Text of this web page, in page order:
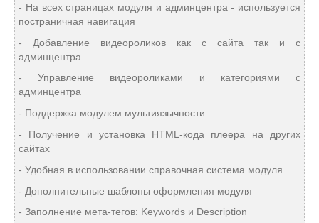
- На всех страницах модуля и админцентра - используется
постраничная навигация
- Добавление видеороликов как с сайта так и с
админцентра
- Управление видеороликами и категориями с
админцентра
- Поддержка модулем мультиязычности
- Получение и установка HTML-кода плеера на других
сайтах
- Удобная в использовании справочная система модуля
- Дополнительные шаблоны оформления модуля
- Заполнение мета-тегов: Keywords и Description